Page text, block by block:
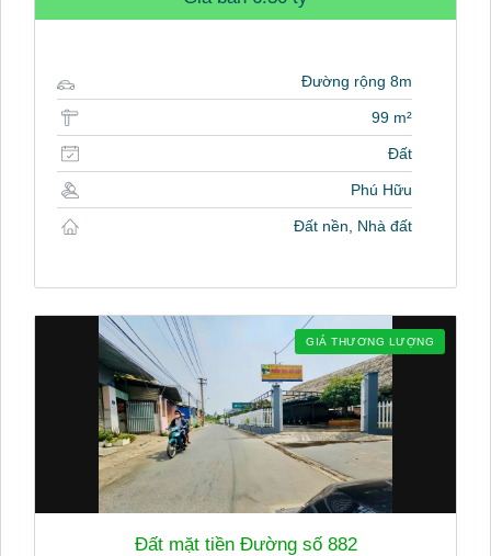
Đường rộng 8m
99 m²
Đất
Phú Hữu
Đất nền, Nhà đất
GIÁ THƯƠNG LƯỢNG
Đất mặt tiền Đường số 882